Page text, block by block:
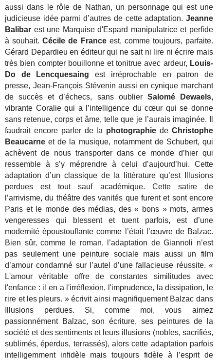
aussi dans le rôle de Nathan, un personnage qui est une
judicieuse idée parmi d’autres de cette adaptation. Jeanne
Balibar est une Marquise d'Espard manipulatrice et perfide
à souhait.Cécile de Franceest, comme toujours, parfaite.
Gérard Depardieu en éditeur qui ne sait ni lire ni écrire mais
très bien compter bouillonne et tonitrue avec ardeur, Louis-
Do de Lencquesaing est irréprochable en patron de
presse, Jean-François Stévenin aussi en cynique marchant
de succès et d’échecs, sans oublier Salomé Dewaels,
vibrante Coralie qui a l’intelligence du cœur qui se donne
sans retenue, corps et âme, telle que je l’aurais imaginée. Il
faudrait encore parler de la photographie de Christophe
Beaucarneet de la musique, notamment de Schubert, qui
achèvent de nous transporter dans ce monde d’hier qui
ressemble à s’y méprendre à celui d’aujourd’hui. Cette
adaptation d’un classique de la littérature qu’est Illusions
perdues est tout sauf académique. Cette satire de
l’arrivisme, du théâtre des vanités que furent et sont encore
Paris et le monde des médias, des « bons » mots, armes
vengeresses qui blessent et tuent parfois, est d’une
modernité époustouflante comme l’était l’œuvre de Balzac.
Bien sûr, comme le roman, l’adaptation de Giannoli n’est
pas seulement une peinture sociale mais aussi un film
d’amour condamné sur l’autel d’une fallacieuse réussite. «
L'amour véritable offre de constantes similitudes avec
l'enfance : il en a l'irréflexion, l'imprudence, la dissipation, le
rire et les pleurs. » écrivit ainsi magnifiquement Balzac dans
Illusions perdues. Si, comme moi, vous aimez
passionnément Balzac, son écriture, ses peintures de la
société et des sentiments et leurs illusions (nobles, sacrifiés,
sublimés, éperdus, terrassés), alors cette adaptation parfois
intelligemment infidèle mais toujours fidèle à l’esprit de